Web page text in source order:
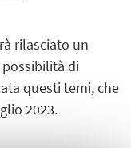
rilasciato un
di
questi temi, che
2023.